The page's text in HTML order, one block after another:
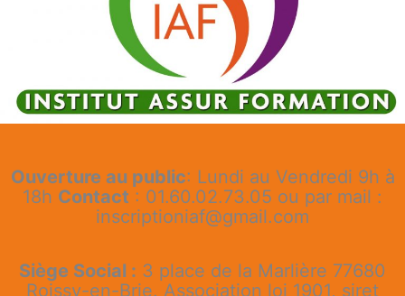
Ouverture au public: Lundi au Vendredi 9h à
18h Contact : 01.60.02.73.05 ou par mail :
inscriptioniaf@gmail.com
Siège Social : 3 place de la Marlière 77680
Roissy-en-Brie. Association loi 1901, siret